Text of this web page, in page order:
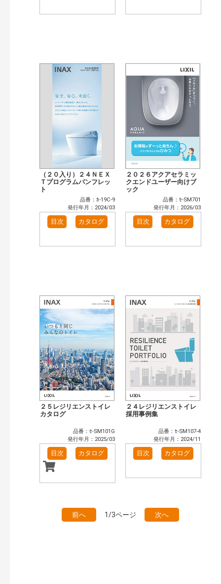
（２０入り）２４ＮＥＸ
Ｔプログラムパンフレッ
ト
品番：ｶ-19C-9
発行年月：2024/03
目次 カタログ
２０２６アクアセラミッ
クエンドユーザー向けブ
ック
品番：ｾ-SM701
発行年月：2026/03
目次 カタログ
２５レジリエンストイレ
カタログ
品番：ｾ-SM101G
発行年月：2025/03
目次 カタログ
２４レジリエンストイレ
採用事例集
品番：ｾ-SM107-4
発行年月：2024/11
目次 カタログ
前へ 1/3ページ 次へ